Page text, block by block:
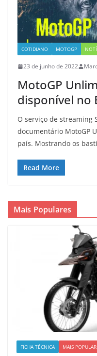
COTIDIANO MOTOGP
23 de junho de 2022
MotoGP
disponível no
O serviço de streaming
documentário MotoGP
país. Mostrando os
Read More
Mais Populares
FICHA TÉCNICA MAIS